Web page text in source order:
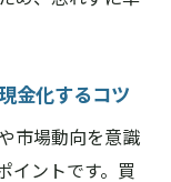
金化するコツ
市場動向を意識
イントです。買